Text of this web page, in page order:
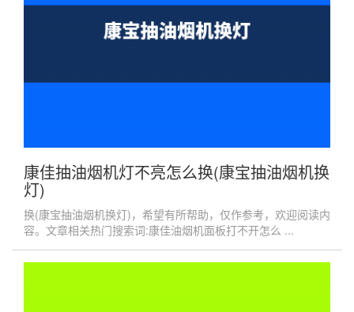
康佳抽油烟机灯不亮怎么换(康宝抽油烟机换
灯)
换(康宝抽油烟机换灯)，希望有所帮助，仅作参考，欢迎阅读内
容。文章相关热门搜索词:康佳油烟机面板打不开怎么 ...